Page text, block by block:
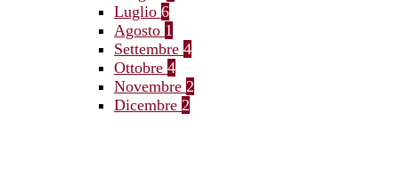
Luglio 6
Agosto 1
Settembre 4
Ottobre 4
Novembre 2
Dicembre 2